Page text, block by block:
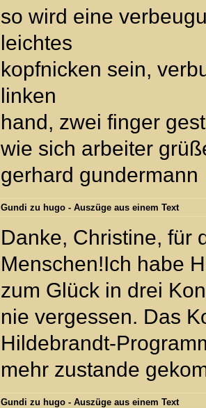
so wird eine
leichtes
kopfnicken sein,
linken
hand, zwei finger
wie sich arbeiter
gerhard gundermann
Gundi zu hugo - Auszüge aus einem Text
Danke, Christine, für
Menschen!Ich habe
zum Glück in drei
nie vergessen. Das
Hildebrandt-
mehr zustande
Gundi zu hugo - Auszüge aus einem Text